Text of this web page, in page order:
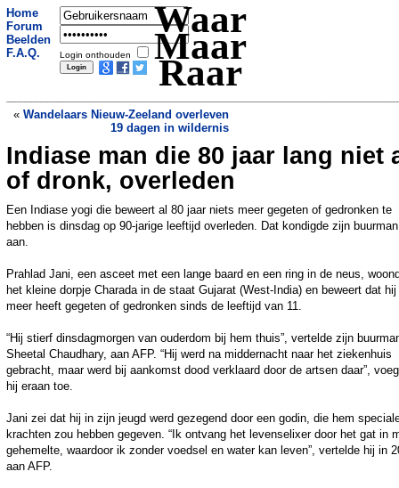
Home
Forum
Beelden
F.A.Q.
Login onthouden
Waar
Maar
Raar
« Wandelaars Nieuw-Zeeland overleven
19 dagen in wildernis
Dronken bestuurder belandt met auto in
grote plas vloeibare koeienmest »
Indiase man die 80 jaar lang niet
of dronk, overleden
Een Indiase yogi die beweert al 80 jaar niets meer gegeten of gedronken te
hebben is dinsdag op 90-jarige leeftijd overleden. Dat kondigde zijn buurman
aan.
Prahlad Jani, een asceet met een lange baard en een ring in de neus,
het kleine dorpje Charada in de staat Gujarat (West-India) en beweert dat
meer heeft gegeten of gedronken sinds de leeftijd van 11.
“Hij stierf dinsdagmorgen van ouderdom bij hem thuis”, vertelde zijn
Sheetal Chaudhary, aan AFP. “Hij werd na middernacht naar het ziekenhuis
gebracht, maar werd bij aankomst dood verklaard door de artsen daar”,
hij eraan toe.
Jani zei dat hij in zijn jeugd werd gezegend door een godin, die hem
krachten zou hebben gegeven. “Ik ontvang het levenselixer door het gat in
gehemelte, waardoor ik zonder voedsel en water kan leven”, vertelde hij in
aan AFP.